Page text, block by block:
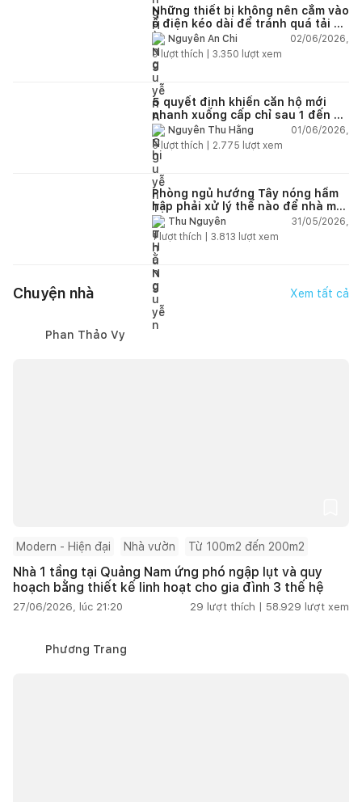
Những thiết bị không nên cắm vào
ổ điện kéo dài để tránh quá tải và
chập cháy trong nhà
Nguyễn An Chi
02/06/2026,
9lượt thích | 3.350 lượt xem
5 quyết định khiến căn hộ mới
nhanh xuống cấp chỉ sau 1 đến 2
nămNguyễn Thu Hằng
01/06/2026,
5lượt thích | 2.775 lượt xem
Phòng ngủ hướng Tây nóng hầm
hập phải xử lý thế nào để nhà mát
hơn?Thu Nguyễn
31/05/2026,
1lượt thích | 3.813 lượt xem
Chuyện nhà Xem tất cả
Phan Thảo Vy
Modern - Hiện đại Nhà vườn Từ 100m2 đến 200m2
Nhà 1 tầng tại Quảng Nam ứng phó ngập lụt và quy
hoạch bằng thiết kế linh hoạt cho gia đình 3 thế hệ
27/06/2026, lúc 21:20 29 lượt thích | 58.929 lượt xem
Phương Trang